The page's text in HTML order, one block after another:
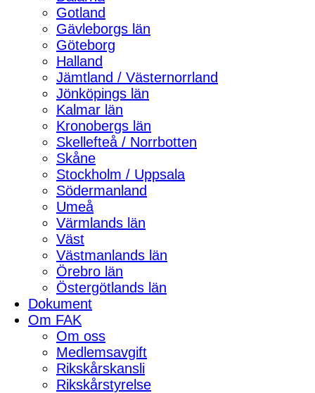
Gotland
Gävleborgs län
Göteborg
Halland
Jämtland / Västernorrland
Jönköpings län
Kalmar län
Kronobergs län
Skellefteå / Norrbotten
Skåne
Stockholm / Uppsala
Södermanland
Umeå
Värmlands län
Väst
Västmanlands län
Örebro län
Östergötlands län
Dokument
Om FAK
Om oss
Medlemsavgift
Rikskårskansli
Rikskårstyrelse